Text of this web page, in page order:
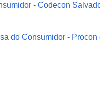
- Codecon
do Consumidor -